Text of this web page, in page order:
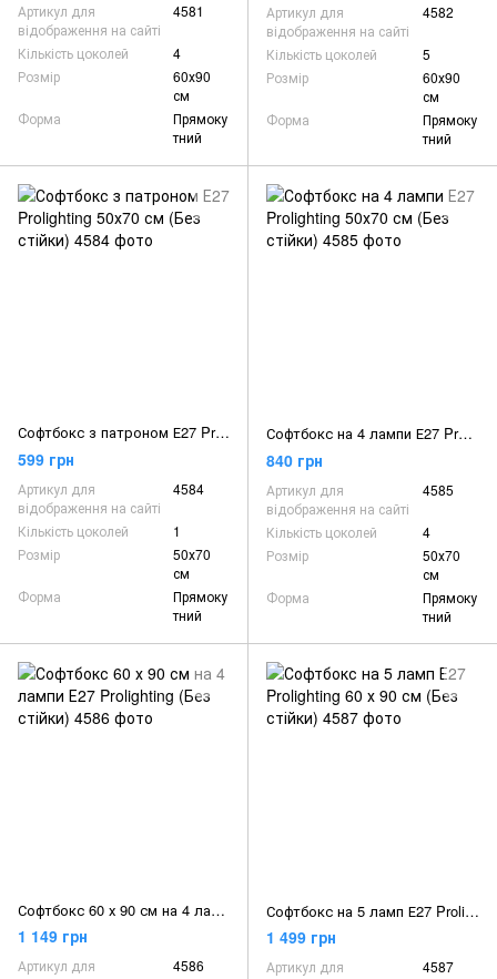
Артикул для
відображення на сайті
4581
Кількість цоколей
4
Розмір
60х90
см
Форма
Прямоку
тний
Артикул для
відображення на сайті
4582
Кількість цоколей
5
Розмір
60х90
см
Форма
Прямоку
тний
Софтбокс з патроном Е27 Prolighting 50х70 см (Без стійки)
599 грн
Артикул для
відображення на сайті
4584
Кількість цоколей
1
Розмір
50х70
см
Форма
Прямоку
тний
Софтбокс на 4 лампи Е27 Prolighting 50х70 см (Без стійки)
840 грн
Артикул для
відображення на сайті
4585
Кількість цоколей
4
Розмір
50х70
см
Форма
Прямоку
тний
Софтбокс 60 х 90 см на 4 лампи Е27 Prolighting (Без стійки)
1 149 грн
Артикул для
4586
Софтбокс на 5 ламп Е27 Prolighting 60 х 90 см (Без стійки)
1 499 грн
Артикул для
4587